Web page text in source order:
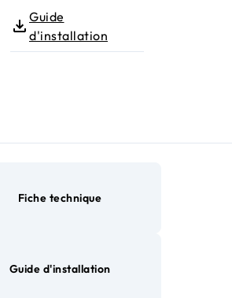
Guide
d'installation
Fiche technique
Guide d'installation